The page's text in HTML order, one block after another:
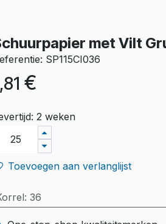
met Vilt
SP115CI036
€
2 weken
Toevoegen aan verlanglijst
: 36